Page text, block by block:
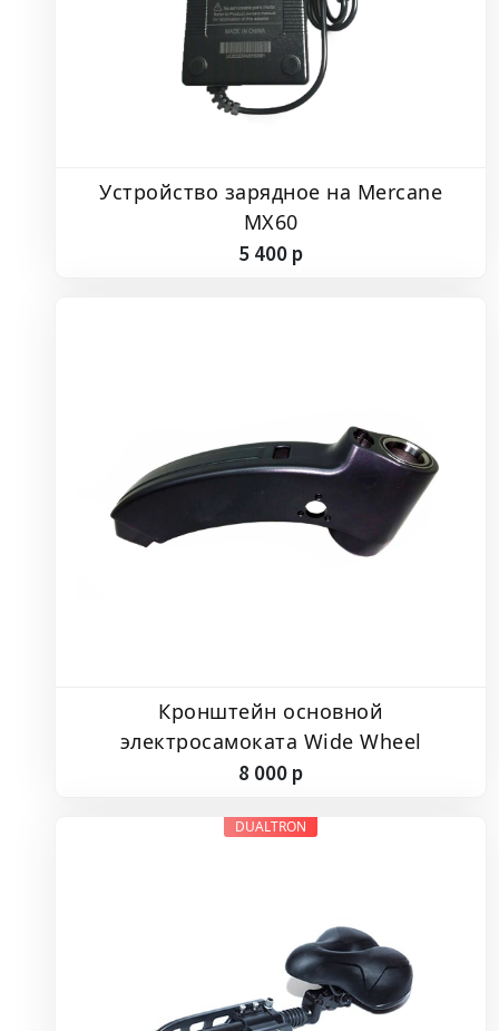
Устройство зарядное на Mercane
MX60
5 400 p
Кронштейн основной
электросамоката Wide Wheel
8 000 p
DUALTRON